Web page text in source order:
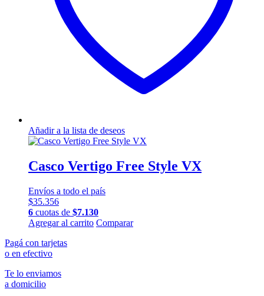
Añadir a la lista de deseos
Casco Vertigo Free Style VX
Envíos a todo el país
$35.356
6 cuotas de $7.130
Agregar al carrito Este
Comparar
Pagá con tarjetas
o en efectivo
Te lo enviamos
a domicilio